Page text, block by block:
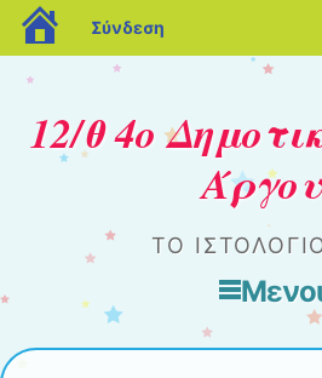
blogs.sch.gr
Σύνδεση
12/θ 4o
ΤΟ
Μετάβαση στο περιεχόμενο